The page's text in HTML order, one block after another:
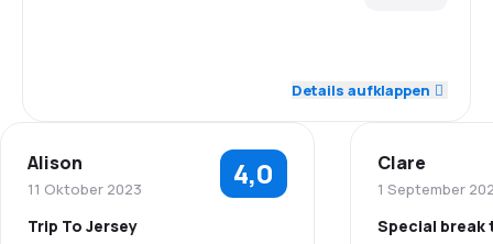
Flugnetz 4,4
Ticketpreise 3,6
Details aufklappen
Alison
11 Oktober 2023 4,0
Trip To Jersey
Clare
1 September
Special break